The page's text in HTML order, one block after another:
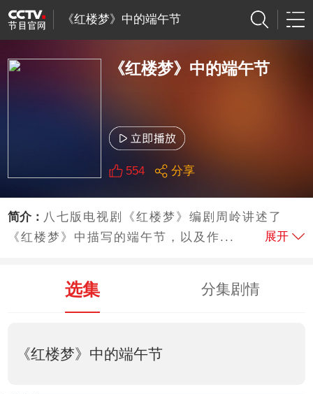
《红楼梦》中的端午节
《红楼梦》中的端午节
554 分享
简介： 八七版电视剧《红楼梦》编剧周岭讲述了
《红楼梦》中描写的端午节，以及作...
展开
选集 分集剧情
《红楼梦》中的端午节